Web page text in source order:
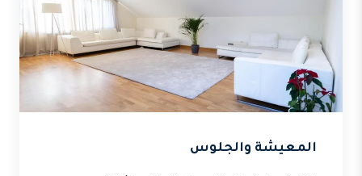
المعيشة والجلوس